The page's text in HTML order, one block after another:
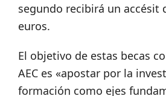
segundo recibirá un accésit
euros.
El objetivo de estas becas
AEC es «apostar por la
formación como ejes